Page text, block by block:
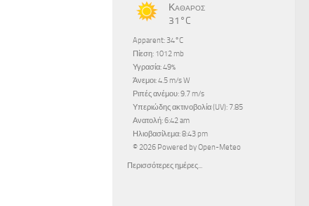
Καθαρός
31°C
Apparent: 34°C
Πίεση: 1012 mb
Υγρασία: 49%
Άνεμοι: 4.5 m/s W
Ριπές ανέμου: 9.7 m/s
Υπεριώδης ακτινοβολία (UV): 7.85
Ανατολή: 6:42 am
Ηλιοβασίλεμα: 8:43 pm
© 2026 Powered by Open-Meteo
Περισσότερες ημέρες...